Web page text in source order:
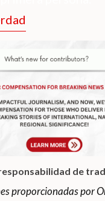
de
proporcionadas por